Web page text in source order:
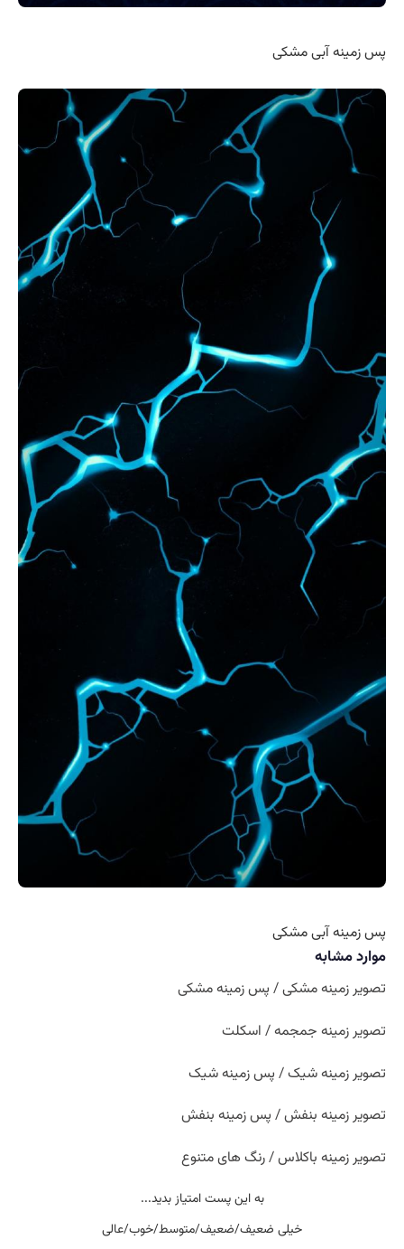
پس زمینه آبی مشکی
پس زمینه آبی مشکی
موارد مشابه
تصویر زمینه مشکی / پس زمینه مشکی
تصویر زمینه جمجمه / اسکلت
تصویر زمینه شیک / پس زمینه شیک
تصویر زمینه بنفش / پس زمینه بنفش
تصویر زمینه باکلاس / رنگ های متنوع
به این پست امتیاز بدید...
خیلی ضعیف/ضعیف/متوسط/خوب/عالی